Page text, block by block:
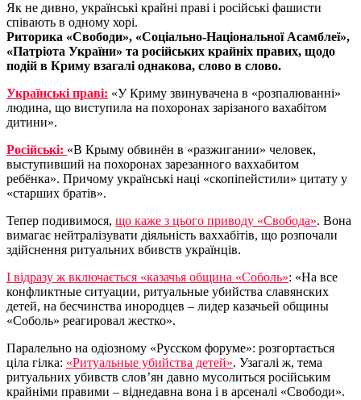
Як не дивно, українські крайні праві і російські фашисти
співають в одному хорі.
Риторика «Свободи», «Соціально-Національної Асамблеї»,
«Патріота України» та російських крайніх правих, щодо
подій в Криму взагалі однакова, слово в слово.
Українські праві: «У Криму звинувачена в «розпалюванні»
людина, що виступила на похоронах зарізаного вахабітом
дитини».
Російські: «В Крыму обвинён в «разжигании» человек,
выступивший на похоронах зарезанного ваххабитом
ребёнка». Причому українські наці «скопіпейстили» цитату у
«старших братів».
Тепер подивимося, що каже з цього приводу «Свобода». Вона
вимагає нейтралізувати діяльність ваххабітів, що розпочали
здійснення ритуальних вбивств українців.
І відразу ж включається «казачья община «Соболь»: «На все
конфликтные ситуации, ритуальные убийства славянских
детей, на бесчинства инородцев – лидер казачьей общины
«Соболь» реагировал жестко».
Паралельно на одіозному «Русском форуме»: розгортається
ціла гілка: «Ритуальные убийства детей». Узагалі ж, тема
ритуальних убивств слов’ян давно мусолиться російським
крайніми правими – віднедавна вона і в арсеналі «Свободи».